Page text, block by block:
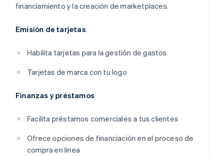
financiamiento y la creación de marketplaces.
Emisión de tarjetas
Habilita tarjetas para la gestión de gastos
Tarjetas de marca con tu logo
Finanzas y préstamos
Facilita préstamos comerciales a tus clientes
Ofrece opciones de financiación en el proceso de
compra en línea